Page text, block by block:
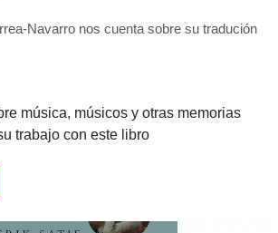
Navarro nos cuenta sobre su tradución
música, músicos y otras memorias
trabajo con este libro